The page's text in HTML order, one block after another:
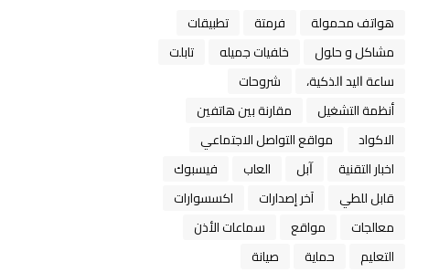
هواتف محمولة فرمتة
تطبيقات
مشاكل و حلول
خلفيات جميله
تابلت
ﺳﺎﻋﺔ ﺍﻟﻴﺪ ﺍﻟﺬﻛﻴﺔ،
شروحات
أنظمة التشغيل
مقارنة بين هاتفين
الاكواد
مواقع التواصل الاجتماعي
اخبار التقنية
ﺁﺑﻞ العاب
فيسبوك
قابل للطي
آخر إصدارات
اكسسوارات
معالجات
مواقع
سماعات الأذن
التعليم
حماية صيانة